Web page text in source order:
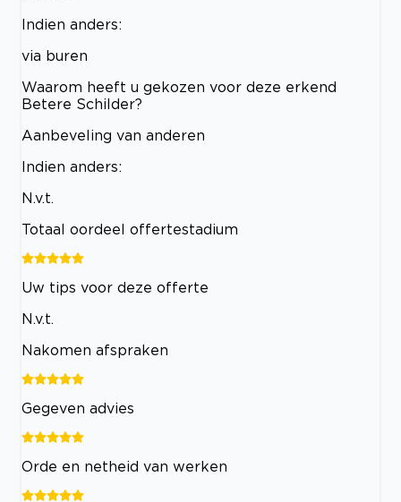
Indien anders:
via buren
Waarom heeft u gekozen voor deze erkend
Betere Schilder?
Aanbeveling van anderen
Indien anders:
N.v.t.
Totaal oordeel offertestadium
Uw tips voor deze offerte
N.v.t.
Nakomen afspraken
Gegeven advies
Orde en netheid van werken